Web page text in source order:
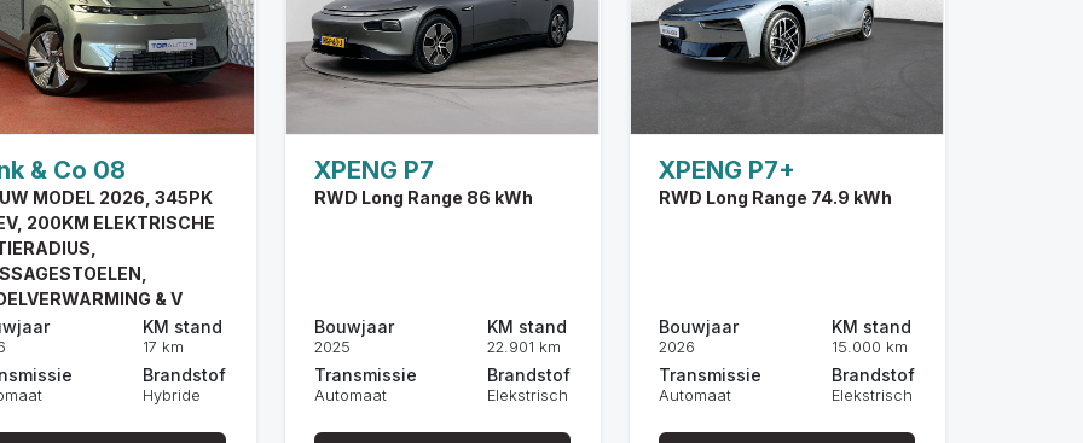
& Co 08
MODEL 2026, 345PK
200KM ELEKTRISCHE
& V
KM stand
17 km
Brandstof
Hybride
XPENG P7
RWD Long Range 86 kWh
Bouwjaar
2025
Transmissie
Automaat
KM stand
22.901 km
Brandstof
Elekstrisch
XPENG P7+
RWD Long Range 74.9 kWh
Bouwjaar
2026
Transmissie
Automaat
KM stand
15.000 km
Brandstof
Elekstrisch